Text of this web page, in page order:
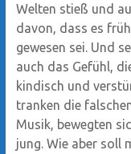
Welten stieß und
davon, dass es
gewesen sei. Und
auch das Gefühl,
kindisch und
tranken die
Musik, bewegten
jung. Wie aber soll